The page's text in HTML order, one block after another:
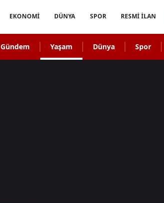
EKONOMİ DÜNYA SPOR RESMİ İLAN
Gündem Yaşam Dünya Spor